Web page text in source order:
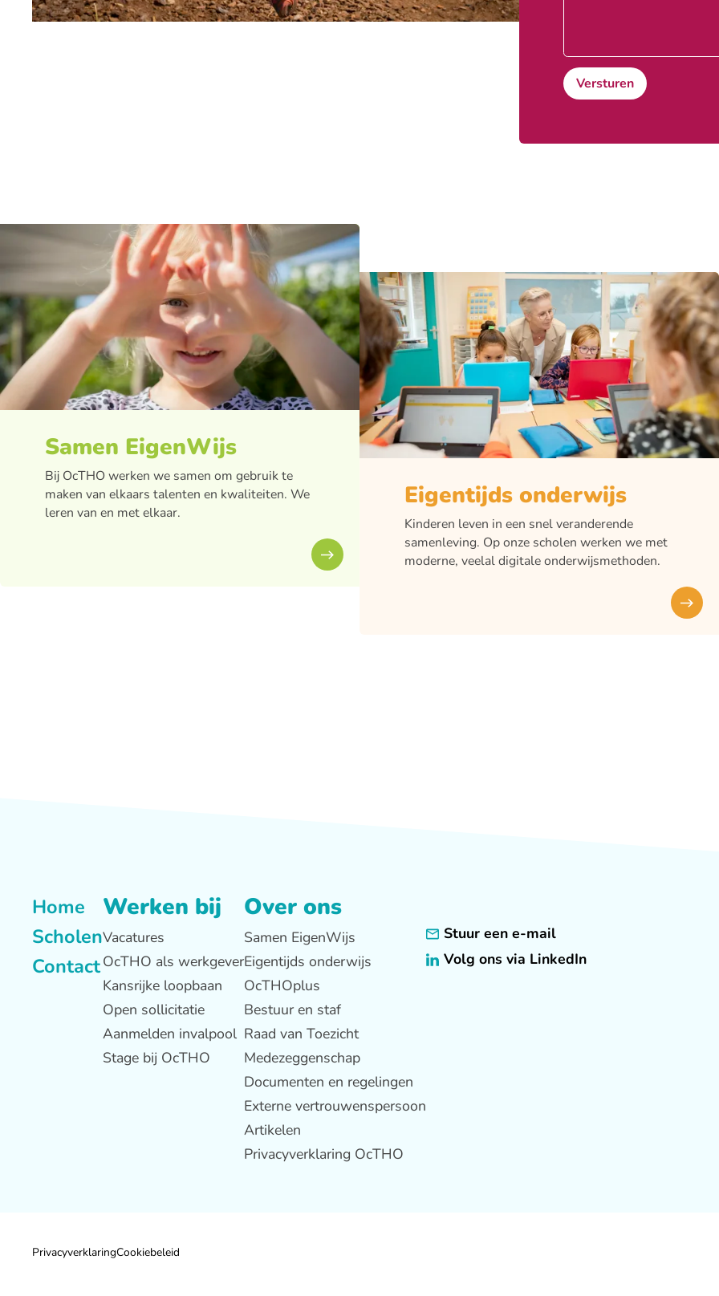
Versturen
Samen EigenWijs
Bij OcTHO werken we samen om gebruik te
maken van elkaars talenten en kwaliteiten. We
leren van en met elkaar.
Eigentijds onderwijs
Kinderen leven in een snel veranderende
samenleving. Op onze scholen werken we met
moderne, veelal digitale onderwijsmethoden.
Home
Scholen
Contact
Werken bij
Vacatures
OcTHO als werkgever
Kansrijke loopbaan
Open sollicitatie
Aanmelden invalpool
Stage bij OcTHO
Over ons
Samen EigenWijs
Eigentijds onderwijs
OcTHOplus
Bestuur en staf
Raad van Toezicht
Medezeggenschap
Documenten en regelingen
Externe vertrouwenspersoon
Artikelen
Privacyverklaring OcTHO
Stuur een e-mail
Volg ons via LinkedIn
PrivacyverklaringCookiebeleid